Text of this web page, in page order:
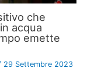
che
acqua
emette
29 Settembre 2023